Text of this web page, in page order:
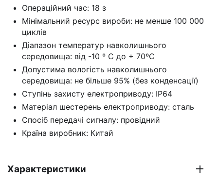
Операційний час: 18 з
Мінімальний ресурс вироби: не менше 100 000
циклів
Діапазон температур навколишнього
середовища: від -10 º С до + 70ºС
Допустима вологість навколишнього
середовища: не більше 95% (без конденсації)
Ступінь захисту електроприводу: IP64
Матеріал шестерень електроприводу: сталь
Спосіб передачі сигналу: провідний
Країна виробник: Китай
Характеристики